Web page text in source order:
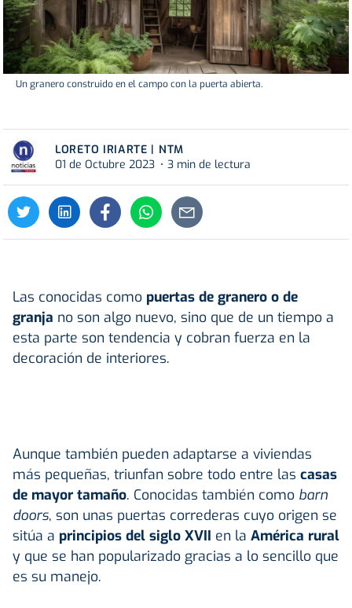
Un granero construido en el campo con la puerta abierta.
LORETO IRIARTE | NTM
01 de Octubre 2023
3 min de lectura
Las conocidas como puertas de granero o de
granja no son algo nuevo, sino que de un tiempo a
esta parte son tendencia y cobran fuerza en la
decoración de interiores.
Aunque también pueden adaptarse a viviendas
más pequeñas, triunfan sobre todo entre las casas
de mayor tamaño. Conocidas también como barn
doors, son unas puertas correderas cuyo origen se
sitúa a principios del siglo XVII en la América rural
y que se han popularizado gracias a lo sencillo que
es su manejo.